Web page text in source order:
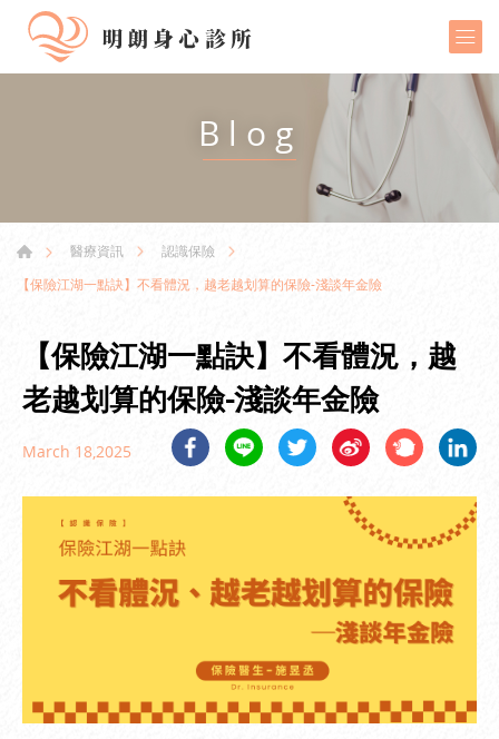
Blog
醫療資訊
認識保險
【保險江湖一點訣】不看體況，越老越划算的保險-淺談年金險
【保險江湖一點訣】不看體況，越
老越划算的保險-淺談年金險
March 18,2025